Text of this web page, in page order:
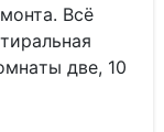
Вcё
двe, 10